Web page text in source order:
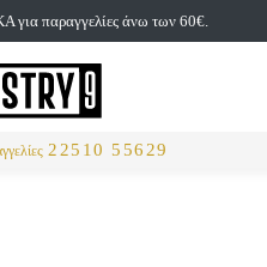
παραγγελίες άνω των 60€.
22510 55629